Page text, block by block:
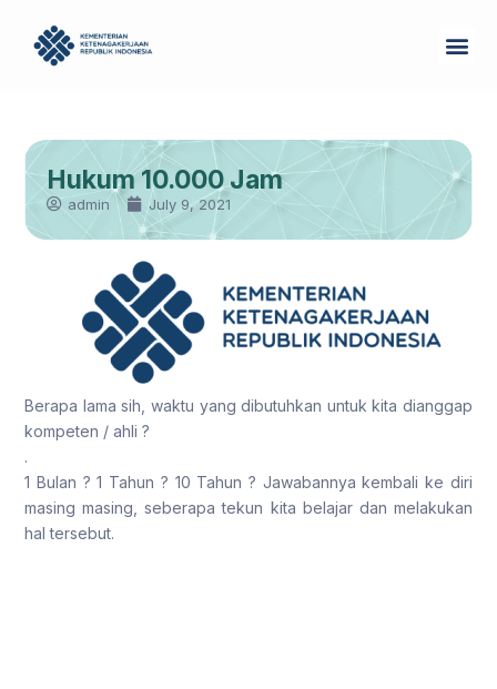
content
Hukum 10.000 Jam
admin July 9, 2021
Berapa lama sih, waktu yang dibutuhkan untuk kita dianggap
kompeten / ahli ?
.
1 Bulan ? 1 Tahun ? 10 Tahun ? Jawabannya kembali ke diri
masing masing, seberapa tekun kita belajar dan melakukan
hal tersebut.